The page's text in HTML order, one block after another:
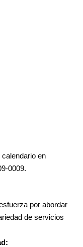
en
0009.
por abordar
de servicios